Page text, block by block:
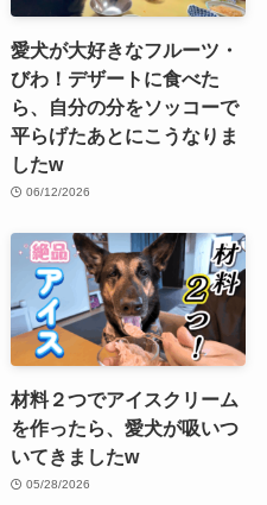
愛犬が大好きなフルーツ・
びわ！デザートに食べた
ら、自分の分をソッコーで
平らげたあとにこうなりま
したw
06/12/2026
材料２つでアイスクリーム
を作ったら、愛犬が吸いつ
いてきましたw
05/28/2026